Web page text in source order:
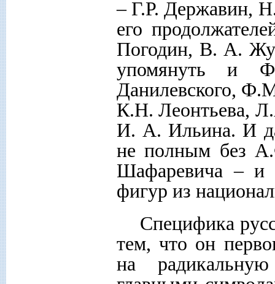
– Г.Р. Державин,
его
Погодин, В. А.
упомянуть и
Данилевского,
К.Н. Леонтьева,
И. А. Ильина. И
не полным без
Шафаревича – и
фигур из
Специфика
тем, что он
на